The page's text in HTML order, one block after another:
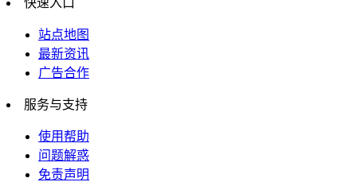
站点地图
最新资讯
广告合作
服务与支持
使用帮助
问题解惑
免责声明